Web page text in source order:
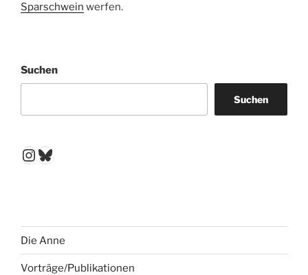
Sparschwein werfen.
Suchen
Suchen
Instagram
Bluesky
Die Anne
Vorträge/Publikationen